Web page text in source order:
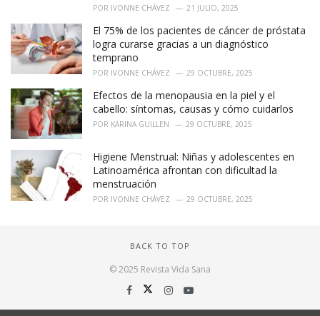
POR IVONNE CHÁVEZ 21 JULIO, 2025
El 75% de los pacientes de cáncer de próstata
logra curarse gracias a un diagnóstico
temprano
POR IVONNE CHÁVEZ 29 OCTUBRE, 2025
Efectos de la menopausia en la piel y el
cabello: síntomas, causas y cómo cuidarlos
POR KARINA GUILLEN 29 OCTUBRE, 2025
Higiene Menstrual: Niñas y adolescentes en
Latinoamérica afrontan con dificultad la
menstruación
POR IVONNE CHÁVEZ 29 OCTUBRE, 2025
BACK TO TOP
© 2025 Revista Vida Sana